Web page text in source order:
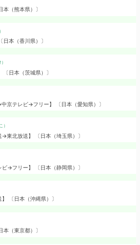
本（熊本県）〕
日本（香川県）〕
〔日本（茨城県）〕
京テレビ→フリー】 〔日本（愛知県）〕
）
→東北放送】 〔日本（埼玉県）〕
ビ→フリー】 〔日本（静岡県）〕
〔日本（沖縄県）〕
本（東京都）〕